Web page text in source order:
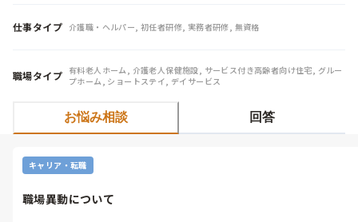
仕事タイプ 介護職・ヘルパー, 初任者研修, 実務者研修, 無資格
職場タイプ 有料老人ホーム, 介護老人保健施設, サービス付き高齢者向け住宅, グルー
プホーム, ショートステイ, デイサービス
お悩み相談 回答
キャリア・転職
職場異動について